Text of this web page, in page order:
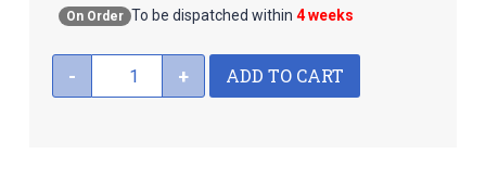
On Order To be dispatched within 4 weeks
- + ADD TO CART